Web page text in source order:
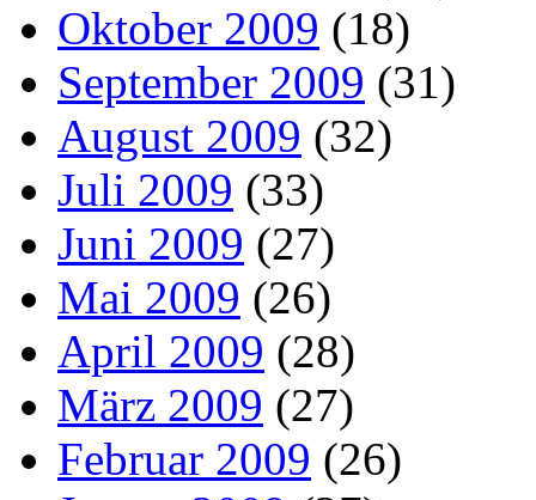
Oktober 2009 (18)
September 2009 (31)
August 2009 (32)
Juli 2009 (33)
Juni 2009 (27)
Mai 2009 (26)
April 2009 (28)
März 2009 (27)
Februar 2009 (26)